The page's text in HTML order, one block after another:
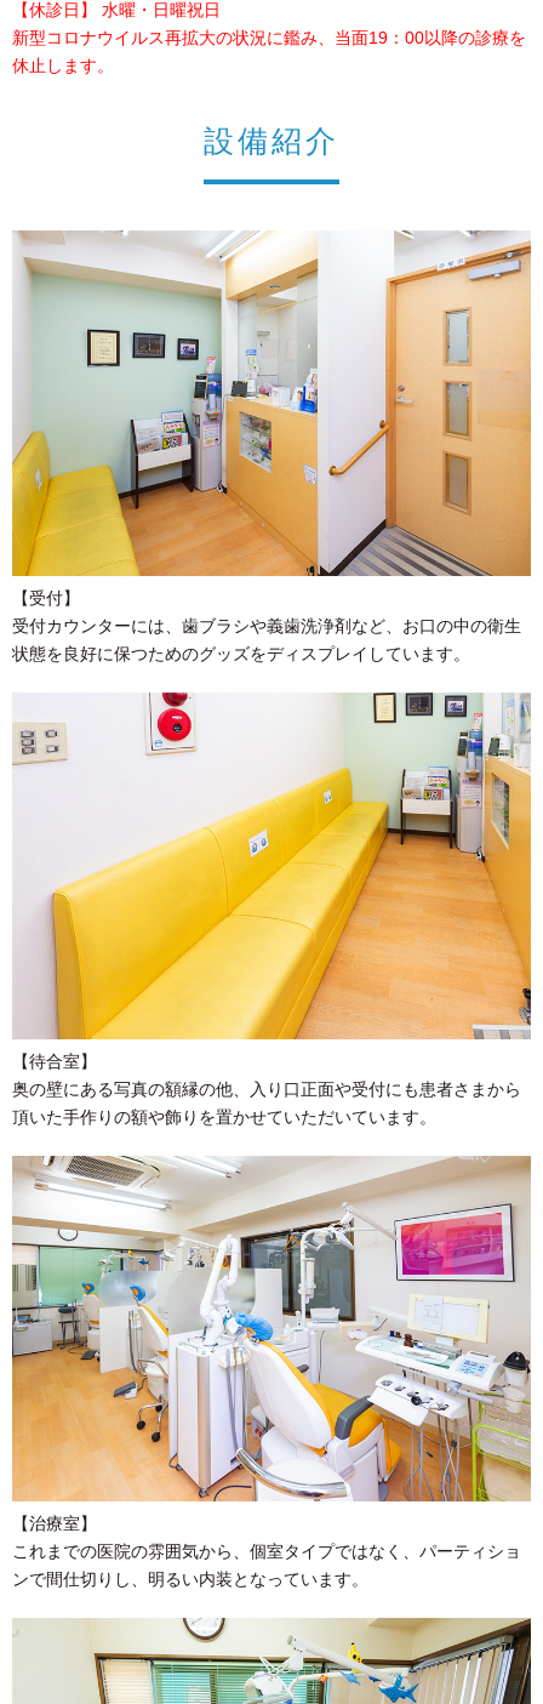
【休診日】 水曜・ 日曜祝日
新型コロナウイルス再拡大の状況に鑑み、当面19：00以降の診療を
休止します。
設備紹介
【受付】
受付カウンターには、歯ブラシや義歯洗浄剤など、お口の中の衛生
状態を良好に保つためのグッズをディスプレイしています。
【待合室】
奥の壁にある写真の額縁の他、入り口正面や受付にも患者さまから
頂いた手作りの額や飾りを置かせていただいています。
【治療室】
これまでの医院の雰囲気から、個室タイプではなく、パーティショ
ンで間仕切りし、明るい内装となっています。